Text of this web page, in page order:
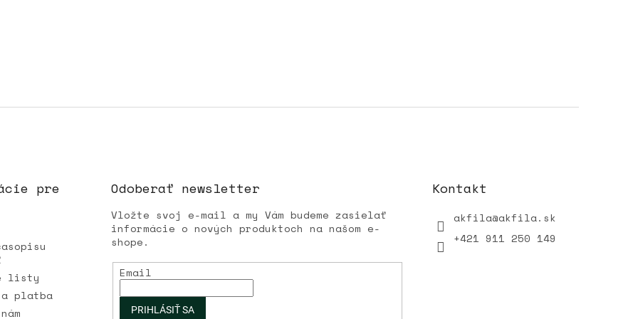
pre
listy
a platba
Odoberať newsletter
Vložte svoj e-mail a my Vám budeme zasielať
informácie o nových produktoch na našom e-
shope.
Email
PRIHLÁSIŤ SA
Kontakt
akfila@akfila.sk
+421 911 250 149